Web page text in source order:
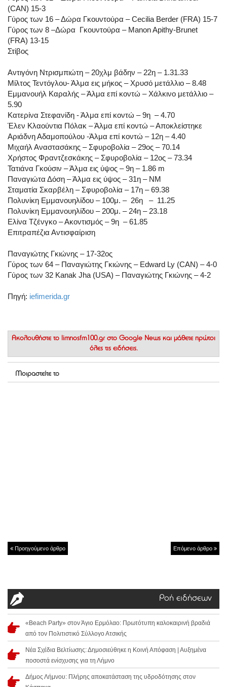
(CAN) 15-3
Γύρος των 16 – Δώρα Γκουντούρα – Cecilia Berder (FRA) 15-7
Γύρος των 8 –Δώρα Γκουντούρα – Manon Apithy-Brunet
(FRA) 13-15
Στίβος
Αντιγόνη Ντρισμπιώτη – 20χλμ βάδην – 22η – 1.31.33
Μίλτος Τεντόγλου- Άλμα εις μήκος – Χρυσό μετάλλιο – 8.48
Εμμανουήλ Καραλής – Άλμα επί κοντώ – Χάλκινο μετάλλιο –
5.90
Κατερίνα Στεφανίδη ­- Άλμα επί κοντώ – 9η – 4.70
Έλεν Κλαούντια Πόλακ – Άλμα επί κοντώ – Αποκλείστηκε
Αριάδνη Αδαμοπούλου -Άλμα επί κοντώ – 12η – 4.40
Μιχαήλ Αναστασάκης – Σφυροβολία – 29ος – 70.14
Χρήστος Φραντζεσκάκης – Σφυροβολία – 12ος – 73.34
Τατιάνα Γκούσιν – Άλμα εις ύψος – 9η – 1.86 m
Παναγιώτα Δόση – Άλμα εις ύψος – 31η – ΝΜ
Σταματία Σκαρβέλη – Σφυροβολία – 17η – 69.38
Πολυνίκη Εμμανουηλίδου – 100μ. – 26η – 11.25
Πολυνίκη Εμμανουηλίδου – 200μ. – 24η – 23.18
Ελίνα Τζένγκο – Ακοντισμός – 9η – 61.85
Επιτραπέζια Αντισφαίριση
Παναγιώτης Γκιώνης – 17-32ος
Γύρος των 64 – Παναγιώτης Γκιώνης – Edward Ly (CAN) – 4-0
Γύρος των 32 Kanak Jha (USA) – Παναγιώτης Γκιώνης – 4-2
Πηγή: iefimerida.gr
Ακολουθήστε το limnosfm100.gr στο Google News και μάθετε πρώτοι
όλες τις ειδήσεις.
Μοιραστείτε το
Προηγούμενο άρθρο Επόμενο άρθρο
Ροή ειδήσεων
«Beach Party» στον Άγιο Ερμόλαο: Πρωτότυπη καλοκαιρινή βραδιά
από τον Πολιτιστικό Σύλλογο Ατσικής
Νέα Σχέδια Βελτίωσης: Δημοσιεύθηκε η Κοινή Απόφαση | Αυξημένα
ποσοστά ενίσχυσης για τη Λήμνο
Δήμος Λήμνου: Πλήρης αποκατάσταση της υδροδότησης στον